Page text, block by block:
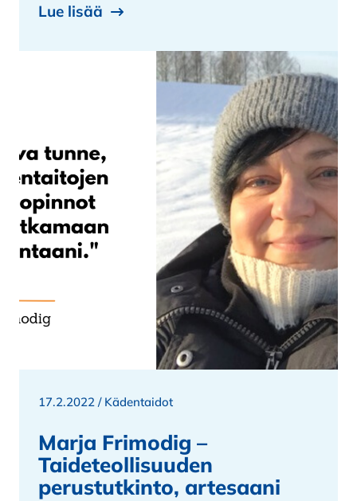
Lue lisää
17.2.2022 / Kädentaidot
Marja Frimodig –
Taideteollisuuden
perustutkinto, artesaani